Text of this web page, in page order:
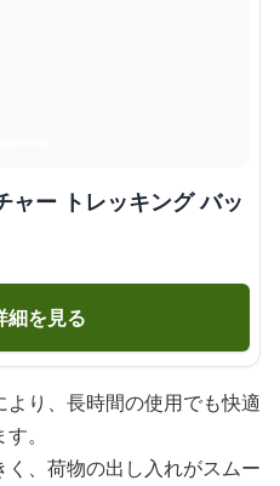
ャー トレッキング バッ
細を見る
り、長時間の使用でも快適
。
、荷物の出し入れがスムー